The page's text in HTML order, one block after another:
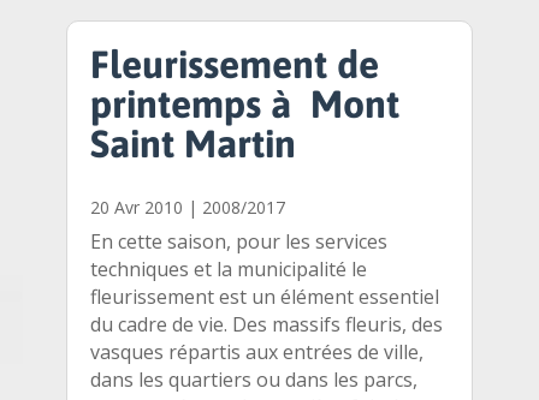
Fleurissement de
printemps à Mont
Saint Martin
20 Avr 2010 | 2008/2017
En cette saison, pour les services
techniques et la municipalité le
fleurissement est un élément essentiel
du cadre de vie. Des massifs fleuris, des
vasques répartis aux entrées de ville,
dans les quartiers ou dans les parcs,